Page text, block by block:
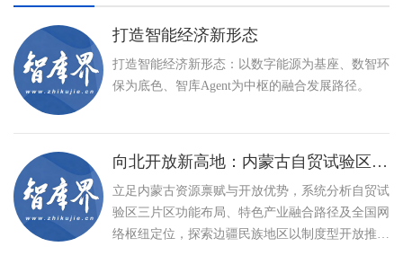
打造智能经济新形态
打造智能经济新形态：以数字能源为基座、数智环
保为底色、智库Agent为中枢的融合发展路径。
向北开放新高地：内蒙古自贸试验区建设与特色产业高质量发展路径
立足内蒙古资源禀赋与开放优势，系统分析自贸试
验区三片区功能布局、特色产业融合路径及全国网
络枢纽定位，探索边疆民族地区以制度型开放推动